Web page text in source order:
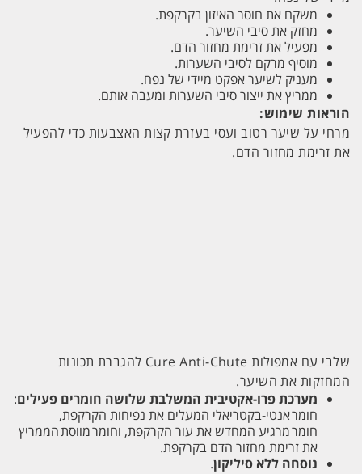
משקם את חוסר האיזון בקרקפת.
מחזק את סיבי השיער.
מפעיל את זרימת מחזור הדם.
מוסיף מרקם לסיבי השערות.
מעניק לשיער אפקט מיידי של נפח.
ממריץ את ייצור סיבי השערות ומעבה אותם.
הוראות שימוש:
מרחי על שיער רטוב ועסי בעזרת קצות האצבעות כדי להפעיל
את זרימת מחזור הדם.
שלבי עם אמפולות Cure Anti-Chute להגברת תכונות
המחזקות את השיער.
מערכת פרו-אקטיבית המשלבת שלושה חומרים פעילים:
חומר אנטי-בקטריאלי המעלים את נפיחות הקרקפת,
חומר מרגיע המחדש את עור הקרקפת, וחומר מווסת הממריץ
את זרימת מחזור הדם בקרקפת.
נוסחה ללא סיליקון.